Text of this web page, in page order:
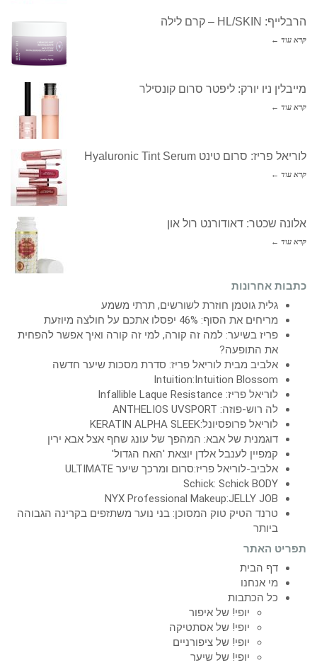
הרבלייף: HL/SKIN – קרם לילה
קרא עוד ←
מייבלין ניו יורק: ליפטר סרום קונסילר
קרא עוד ←
לוריאל פריז: סרום טינט Hyaluronic Tint Serum
קרא עוד ←
אלונה שכטר: דאודורנט רול און
קרא עוד ←
כתבות אחרונות
גלית גוטמן חוזרת לשורשים, תרתי משמע
מריחים את הסוף: 46% יפסלו אתכם על חולצה מיוזעת
פריז בשיער: למה זה קורה, למי זה קורה ואיך אפשר להפחית
את התופעה?
אלביב מבית לוריאל פריז: סדרת מסכות שיער חדשה
Intuition:Intuition Blossom
לוריאל פריז: Infallible Laque Resistance
לה רוש-פוזה: ANTHELIOS UVSPORT
לוריאל פרופסיונל:KERATIN ALPHA SLEEK
דוגמנית של אבא: המהפך של עונג שחף אצל אבא ירין
קמפיין לענבל אלדן יוצאת 'האח הגדול'
אלביב-לוריאל פריז:סרום ומרכך שיער ULTIMATE
Schick: Schick BODY
NYX Professional Makeup:JELLY JOB
טרנד הטיק טוק המסוכן: בני נוער משתזפים בקרינה הגבוהה
ביותר
תפריט האתר
דף הבית
מי אנחנו
כל הכתבות
יופי! של איפור
יופי! של אסתטיקה
יופי! של ציפורניים
יופי! של שיער